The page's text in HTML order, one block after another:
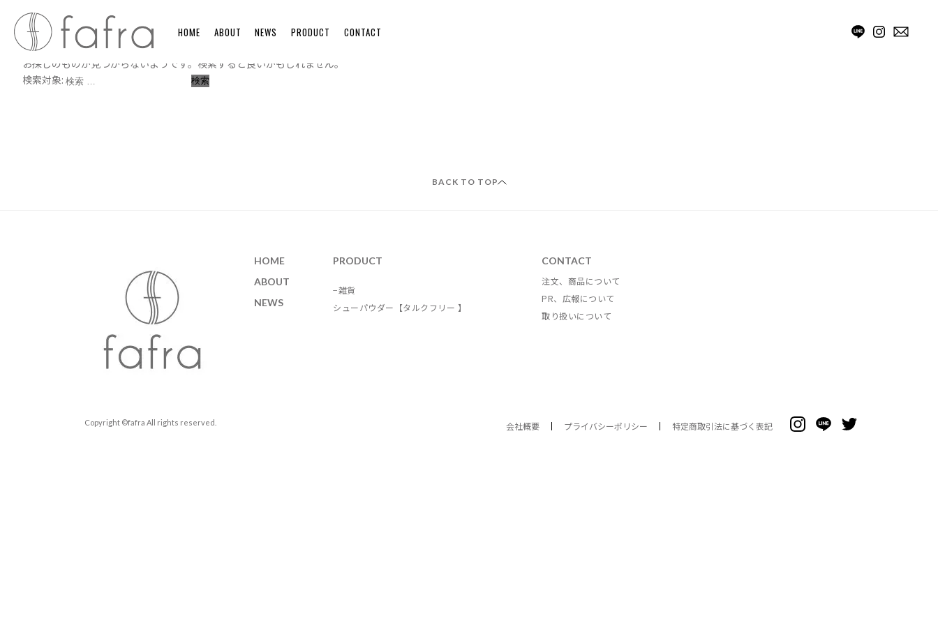
HOME ABOUT NEWS PRODUCT CONTACT
お探しのものが見つからないようです。検索すると良いかもしれません。
検索対象:
検索
BACK TO TOP
HOME
ABOUT
NEWS
PRODUCT
−雑貨
シューパウダー【タルクフリー 】
CONTACT
注文、商品について
PR、広報について
取り扱いについて
会社概要 プライバシーポリシー 特定商取引法に基づく表記
Copyright ©fafra All rights reserved.